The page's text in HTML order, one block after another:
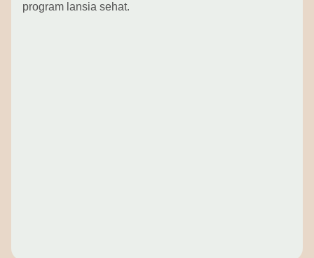
program lansia sehat.